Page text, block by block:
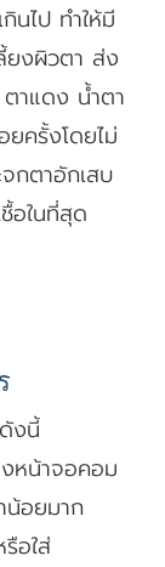
นไป ทำให้มี
ยงผิวตา ส่ง
ตาแดง น้ำตา
ครั้งโดยไม่
กตาอักเสบ
อในที่สุด
งนี้
หน้าจอคอม
อยมาก
อใส่